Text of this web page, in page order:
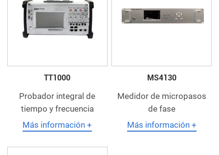
TT1000
Probador integral de
tiempo y frecuencia
Más información +
MS4130
Medidor de micropasos
de fase
Más información +